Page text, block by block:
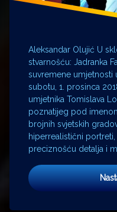
Aleksandar Olujić U
stvarnošću: Jadranka
suvremene umjetnosti
subotu, 1. prosinca
umjetnika Tomislava
poznatijeg pod
brojnih svjetskih
hiperrealistični
preciznošću detalja i